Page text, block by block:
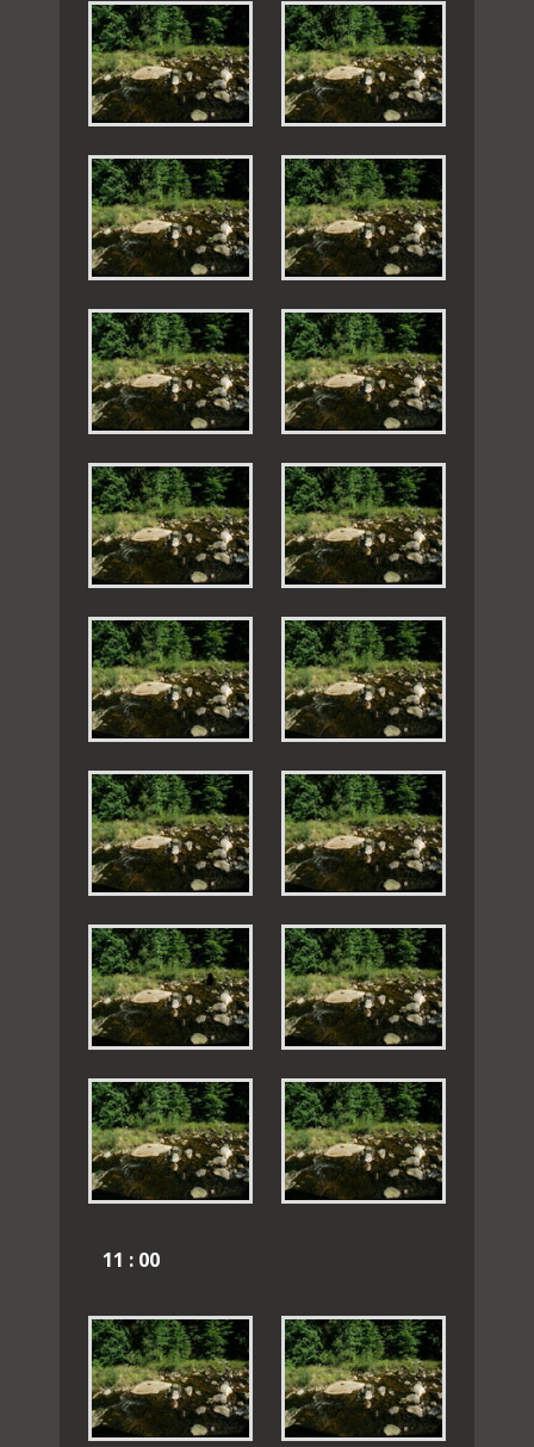
11 : 00